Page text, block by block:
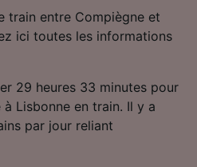
train entre Compiègne et
ici toutes les informations
29 heures 33 minutes pour
Lisbonne en train. Il y a
par jour reliant
Publicités et
mesure de
et du contenu,
de
(fournisseurs)